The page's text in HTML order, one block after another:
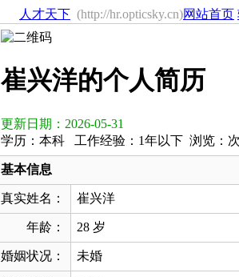
人才天下 (http://hr.opticsky.cn)网站首页
崔兴洋的个人简历
更新日期：2026-05-31
学历：本科 工作经验：1年以下 浏览：
基本信息
真实姓名： 崔兴洋
年龄： 28 岁
婚姻状况： 未婚